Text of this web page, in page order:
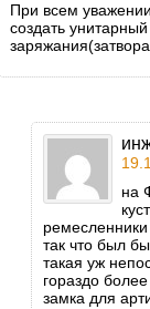
При всем
создать
на
так что был
такая уж
гораздо
замка для